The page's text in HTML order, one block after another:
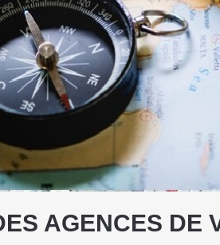
AGENCES DE